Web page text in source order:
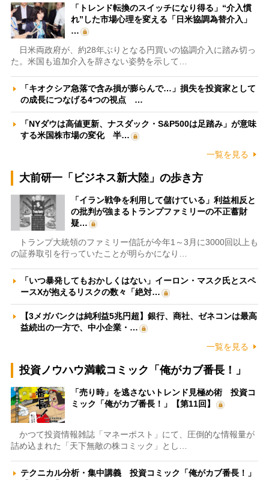
「トレンド転換のスイッチになり得る」“介入慣
れ”した市場心理を変える「日米協調為替介入」
…
日米両政府が、約28年ぶりとなる円買いの協調介入に踏み切っ
た。米国も追加介入を辞さない姿勢を示して…
「キオクシア急落で含み損が膨らんで…」損失を投資家として
の成長につなげる4つの視点 …
「NYダウは高値更新、ナスダック・S&P500は足踏み」が意味
する米国株市場の変化 半…
一覧を見る
大前研一「ビジネス新大陸」の歩き方
「イラン戦争を利用して儲けている」利益相反と
の批判が強まるトランプファミリーの不正蓄財
疑…
トランプ大統領のファミリー信託が今年1～3月に3000回以上も
の証券取引を行っていたことが明らかになり…
「いつ暴発してもおかしくはない」イーロン・マスク氏とスペ
ースXが抱えるリスクの数々「絶対…
【3メガバンクは純利益5兆円超】銀行、商社、ゼネコンは最高
益続出の一方で、中小企業・…
一覧を見る
投資ノウハウ満載コミック「俺がカブ番長！」
「売り時」を逃さないトレンド見極め術 投資コ
ミック「俺がカブ番長！」【第11回】
かつて投資情報雑誌「マネーポスト」にて、圧倒的な情報量が
詰め込まれた「天下無敵の株コミック」とし…
テクニカル分析・集中講義 投資コミック「俺がカブ番長！」